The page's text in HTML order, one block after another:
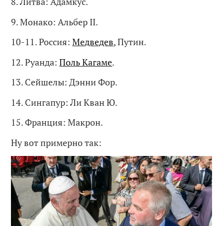
9. Монако: Альбер II.
10-11. Россия:Медведев, Путин.
12. Руанда:Поль Кагаме.
13. Сейшелы: Дэнни Фор.
14. Сингапур: Ли Кван Ю.
15. Франция: Макрон.
Ну вот примерно так: